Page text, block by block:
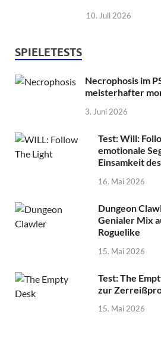
10. Juli 2026
SPIELETESTS
Necrophosis im
meisterhafter
3. Juni 2026
Test: Will:
emotionale
Einsamkeit
16. Mai 2026
Dungeon
Genialer Mix
Roguelike
15. Mai 2026
Test: The
zur
15. Mai 2026